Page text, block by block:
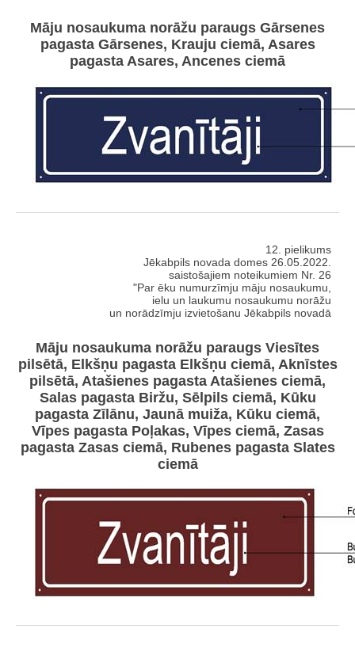
Māju nosaukuma norāžu paraugs Gārsenes
pagasta Gārsenes, Krauju ciemā, Asares
pagasta Asares, Ancenes ciemā
12. pielikums
Jēkabpils novada domes 26.05.2022.
saistošajiem noteikumiem Nr. 26
"Par ēku numurzīmju māju nosaukumu,
ielu un laukumu nosaukumu norāžu
un norādzīmju izvietošanu Jēkabpils novadā
Māju nosaukuma norāžu paraugs Viesītes
pilsētā, Elkšņu pagasta Elkšņu ciemā, Aknīstes
pilsētā, Atašienes pagasta Atašienes ciemā,
Salas pagasta Biržu, Sēlpils ciemā, Kūku
pagasta Zīlānu, Jaunā muiža, Kūku ciemā,
Vīpes pagasta Poļakas, Vīpes ciemā, Zasas
pagasta Zasas ciemā, Rubenes pagasta Slates
ciemā